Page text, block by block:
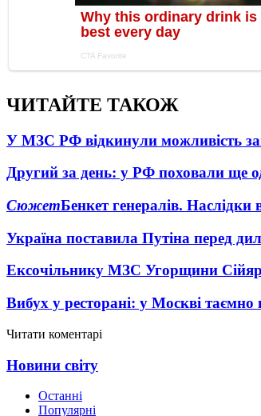
ЧИТАЙТЕ ТАКОЖ
У МЗС РФ відкинули можливість
Другий за день: у РФ поховали ще
СюжетБенкет генералів. Наслідки
Україна поставила Путіна перед
Ексочільнику МЗС Угорщини
Вибух у ресторані: у Москві таємно
Читати коментарі
Новини світу
Останні
Популярні